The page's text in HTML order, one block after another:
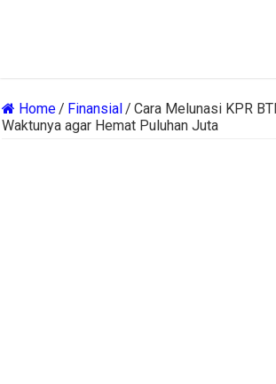
Home/ Finansial/ Cara Melunasi KPR
Waktunya agar Hemat Puluhan Juta